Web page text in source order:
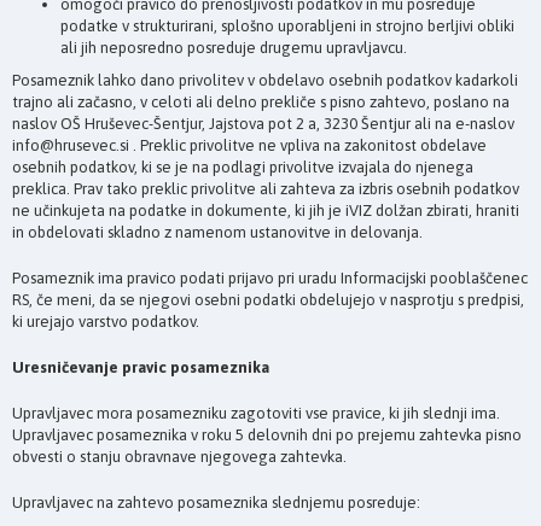
omogoči pravico do prenosljivosti podatkov in mu posreduje
podatke v strukturirani, splošno uporabljeni in strojno berljivi obliki
ali jih neposredno posreduje drugemu upravljavcu.
Posameznik lahko dano privolitev v obdelavo osebnih podatkov kadarkoli
trajno ali začasno, v celoti ali delno prekliče s pisno zahtevo, poslano na
naslov OŠ Hruševec-Šentjur, Jajstova pot 2 a, 3230 Šentjur ali na e-naslov
info@hrusevec.si . Preklic privolitve ne vpliva na zakonitost obdelave
osebnih podatkov, ki se je na podlagi privolitve izvajala do njenega
preklica. Prav tako preklic privolitve ali zahteva za izbris osebnih podatkov
ne učinkujeta na podatke in dokumente, ki jih je iVIZ dolžan zbirati, hraniti
in obdelovati skladno z namenom ustanovitve in delovanja.
Posameznik ima pravico podati prijavo pri uradu Informacijski pooblaščenec
RS, če meni, da se njegovi osebni podatki obdelujejo v nasprotju s predpisi,
ki urejajo varstvo podatkov.
Uresničevanje pravic posameznika
Upravljavec mora posamezniku zagotoviti vse pravice, ki jih slednji ima.
Upravljavec posameznika v roku 5 delovnih dni po prejemu zahtevka pisno
obvesti o stanju obravnave njegovega zahtevka.
Upravljavec na zahtevo posameznika slednjemu posreduje: